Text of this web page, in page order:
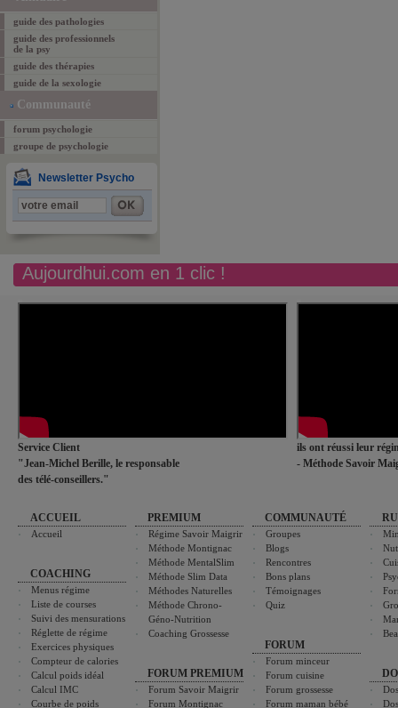
guide des pathologies
guide des professionnels
de la psy
guide des thérapies
guide de la sexologie
Communauté
forum psychologie
groupe de psychologie
Newsletter Psycho
Aujourdhui.com en 1 clic !
Service Client
"Jean-Michel Berille, le responsable
des télé-conseillers."
ils ont réussi leur
- Méthode Savoir
ACCUEIL
Accueil
COACHING
Menus régime
Liste de courses
Suivi des mensurations
Réglette de régime
Exercices physiques
Compteur de calories
Calcul poids idéal
Calcul IMC
Courbe de poids
PREMIUM
Régime Savoir Maigrir
Méthode Montignac
Méthode MentalSlim
Méthode Slim Data
Méthodes Naturelles
Méthode Chrono-
Géno-Nutrition
Coaching Grossesse
FORUM PREMIUM
Forum Savoir Maigrir
Forum Montignac
COMMUNAUTÉ
Groupes
Blogs
Rencontres
Bons plans
Témoignages
Quiz
FORUM
Forum minceur
Forum cuisine
Forum grossesse
Forum maman bébé